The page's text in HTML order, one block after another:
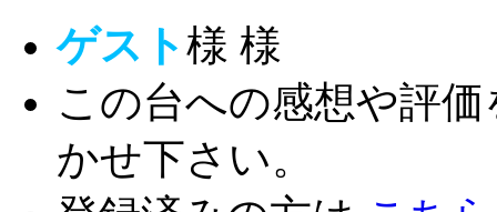
ゲスト様 様
この台への感想や評価
かせ下さい。